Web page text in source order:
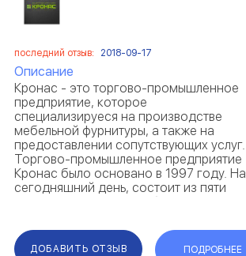
последний отзыв: 2018-09-17
Описание
Кронас - это торгово-промышленное
предприятие, которое
специализируеся на производстве
мебельной фурнитуры, а также на
предоставлении сопутствующих услуг.
Торгово-промышленное предприятие
Кронас было основано в 1997 году. На
сегодняшний день, состоит из пяти
филиалов со штатом в более чем 500
распространена по территории всей
Украины и ...
ДОБАВИТЬ ОТЗЫВ ПОДРОБНЕЕ